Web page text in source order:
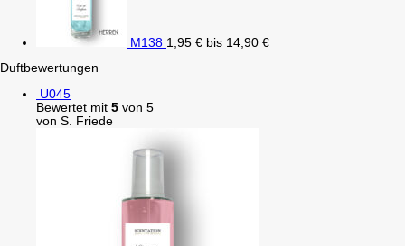
M138 1,95 € bis 14,90 €
Duftbewertungen
U045
Bewertet mit 5 von 5
von S. Friede